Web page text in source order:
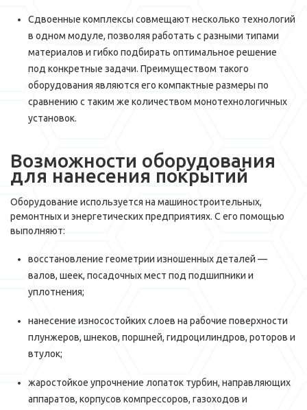
Сдвоенные комплексы совмещают несколько технологий
в одном модуле, позволяя работать с разными типами
материалов и гибко подбирать оптимальное решение
под конкретные задачи. Преимуществом такого
оборудования являются его компактные размеры по
сравнению с таким же количеством монотехнологичных
установок.
Возможности оборудования
для нанесения покрытий
Оборудование используется на машиностроительных,
ремонтных и энергетических предприятиях. С его помощью
выполняют:
восстановление геометрии изношенных деталей —
валов, шеек, посадочных мест под подшипники и
уплотнения;
нанесение износостойких слоев на рабочие поверхности
плунжеров, шнеков, поршней, гидроцилиндров, роторов и
втулок;
жаростойкое упрочнение лопаток турбин, направляющих
аппаратов, корпусов компрессоров, газоходов и